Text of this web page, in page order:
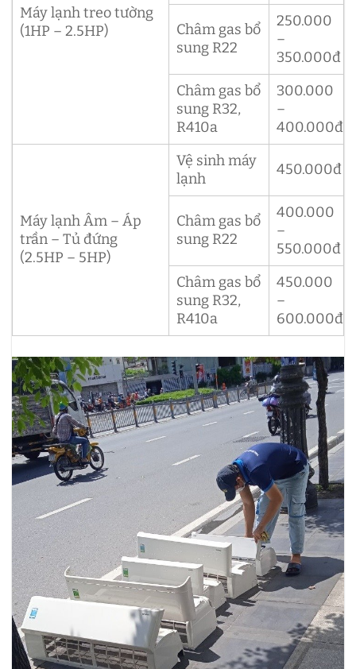
Máy lạnh treo tường
(1HP – 2.5HP)
Châm gas bổ
sung R22
250.000
–
350.000đ
Châm gas bổ
sung R32,
R410a
300.000
–
400.000đ
Máy lạnh Âm – Áp
trần – Tủ đứng
(2.5HP – 5HP)
Vệ sinh máy
lạnh
450.000đ
Châm gas bổ
sung R22
400.000
–
550.000đ
Châm gas bổ
sung R32,
R410a
450.000
–
600.000đ